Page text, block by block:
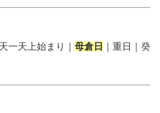
一天上始まり｜ 母倉日
｜重日｜癸